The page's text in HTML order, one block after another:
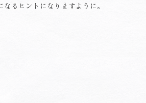
るヒントになりますように。